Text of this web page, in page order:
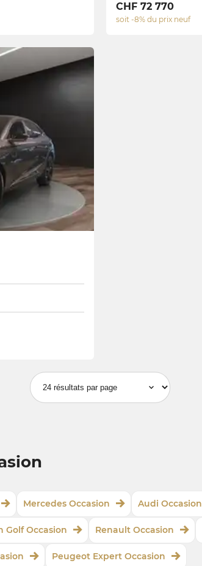
CHF 72 770
soit -8% du prix neuf
Mercedes Occasion Audi Occasion
Golf Occasion Renault Occasion
Peugeot Expert Occasion